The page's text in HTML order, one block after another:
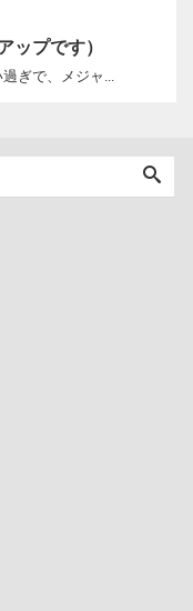
ップです）
ぎで、メジャ...